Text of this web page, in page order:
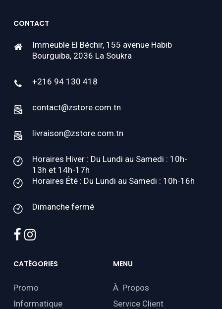
CONTACT
Immeuble El Béchir, 155 avenue Habib
Bourguiba, 2036 La Soukra
+216 94 130 418
contact@zstore.com.tn
livraison@zstore.com.tn
Horaires Hiver : Du Lundi au Samedi : 10h-
13h et 14h-17h
Horaires Été : Du Lundi au Samedi : 10h-16h
Dimanche fermé
facebook
instagram
CATÉGORIES
Promo
Informatique
MENU
À Propos
Service Client